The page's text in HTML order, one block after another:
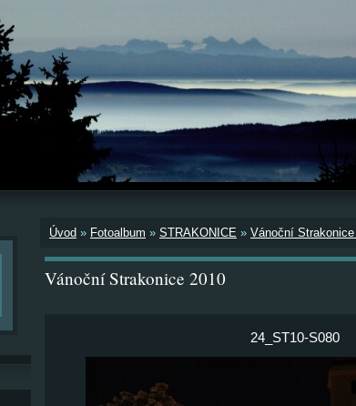
Úvod » Fotoalbum » STRAKONICE » Vánoční Strakonice
Vánoční Strakonice 2010
24_ST10-S080